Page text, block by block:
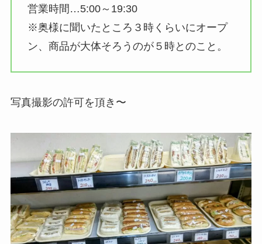
営業時間…5:00～19:30
※奥様に聞いたところ３時くらいにオープ
ン、商品が大体そろうのが５時とのこと。
写真撮影の許可を頂き〜